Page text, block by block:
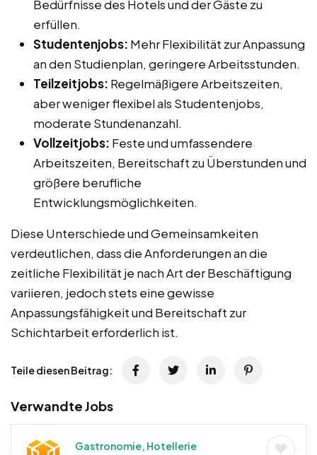
Bedürfnisse des Hotels und der Gäste zu
erfüllen.
Studentenjobs: Mehr Flexibilität zur Anpassung
an den Studienplan, geringere Arbeitsstunden.
Teilzeitjobs: Regelmäßigere Arbeitszeiten,
aber weniger flexibel als Studentenjobs,
moderate Stundenanzahl.
Vollzeitjobs: Feste und umfassendere
Arbeitszeiten, Bereitschaft zu Überstunden und
größere berufliche
Entwicklungsmöglichkeiten.
Diese Unterschiede und Gemeinsamkeiten
verdeutlichen, dass die Anforderungen an die
zeitliche Flexibilität je nach Art der Beschäftigung
variieren, jedoch stets eine gewisse
Anpassungsfähigkeit und Bereitschaft zur
Schichtarbeit erforderlich ist.
Teile diesen Beitrag:
Verwandte Jobs
Gastronomie, Hotellerie